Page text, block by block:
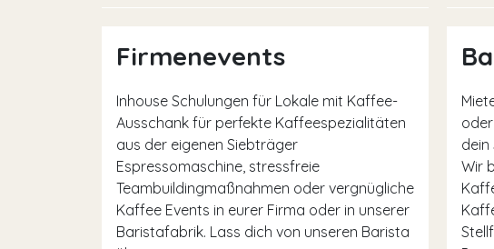
Firmenevents
Inhouse Schulungen für Lokale mit Kaffee-
Ausschank für perfekte Kaffeespezialitäten
aus der eigenen Siebträger
Espressomaschine, stressfreie
Teambuildingmaßnahmen oder vergnügliche
Kaffee Events in eurer Firma oder in unserer
Baristafabrik. Lass dich von unseren Barista
dein
Wir